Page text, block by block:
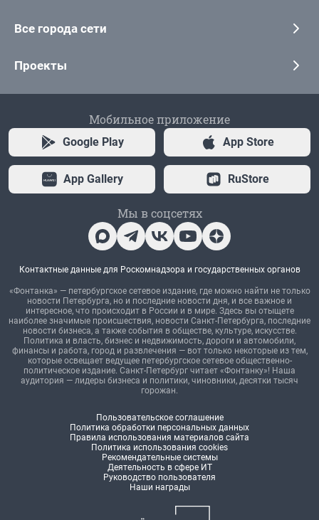
Все города сети
Проекты
Мобильное приложение
Google Play App Store
App Gallery RuStore
Мы в соцсетях
Контактные данные для Роскомнадзора и государственных органов
«Фонтанка» — петербургское сетевое издание, где можно найти не только
новости Петербурга, но и последние новости дня, и все важное и
интересное, что происходит в России и в мире. Здесь вы отыщете
наиболее значимые происшествия, новости Санкт-Петербурга, последние
новости бизнеса, а также события в обществе, культуре, искусстве.
Политика и власть, бизнес и недвижимость, дороги и автомобили,
финансы и работа, город и развлечения — вот только некоторые из тем,
которые освещает ведущее петербургское сетевое общественно-
политическое издание. Санкт-Петербург читает «Фонтанку»! Наша
аудитория — лидеры бизнеса и политики, чиновники, десятки тысяч
горожан.
Пользовательское соглашение
Политика обработки персональных данных
Правила использования материалов сайта
Политика использования cookies
Рекомендательные системы
Деятельность в сфере ИТ
Руководство пользователя
Наши награды